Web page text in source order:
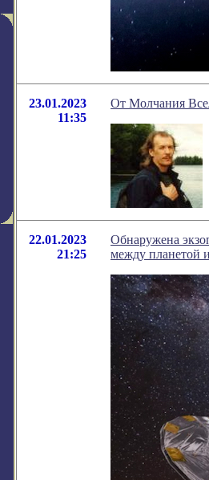
23.01.2023
11:35
От Молчания
22.01.2023
21:25
Обнаружена
между планетой